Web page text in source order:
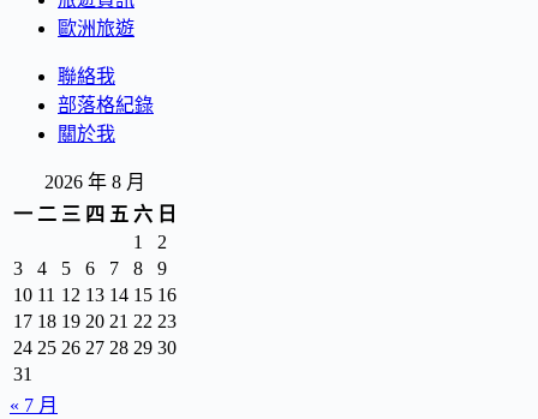
歐洲旅遊
聯絡我
部落格紀錄
關於我
2026 年 8 月
一 二 三 四 五 六 日
1
2
3
4 5 6 7 8
9
10 11 12 13 14 15 16
17 18 19 20 21 22 23
24 25 26 27 28 29 30
31
« 7 月